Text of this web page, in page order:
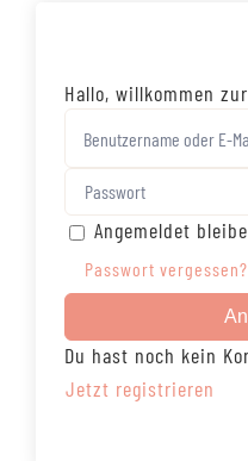
Hallo, willkommen
Angemeldet
Passwort vergessen?
Du hast noch kein
Jetzt registrieren